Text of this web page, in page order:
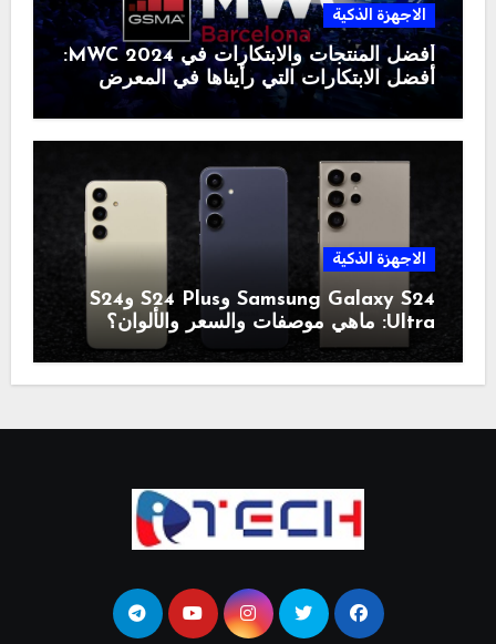
الاجهزة الذكية
أفضل المنتجات والابتكارات في MWC 2024:
أفضل الابتكارات التي رأيناها في المعرض
الاجهزة الذكية
Samsung Galaxy S24 وS24 Plus وS24
Ultra: ماهي موصفات والسعر والألوان؟